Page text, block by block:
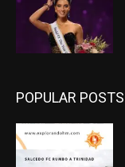
POPULAR POSTS